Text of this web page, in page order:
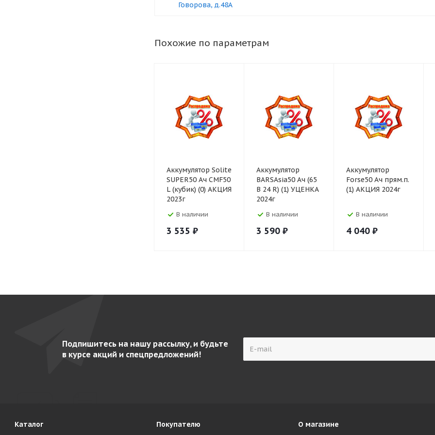
Говорова, д.48А
Похожие по параметрам
Аккумулятор Solite
SUPER50 Ач CMF50
L (кубик) (0) АКЦИЯ
2023г
В наличии
3 535 ₽
Аккумулятор
BARSAsia50 Ач (65
В 24 R) (1) УЦЕНКА
2024г
В наличии
3 590 ₽
Аккумулятор
Forse50 Ач прям.п.
(1) АКЦИЯ 2024г
В наличии
4 040 ₽
Подпишитесь на нашу рассылку, и будьте
в курсе акций и спецпредложений!
Каталог Покупателю О магазине